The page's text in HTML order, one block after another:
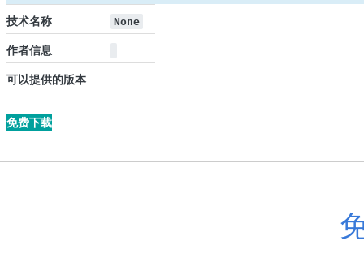
技术名称 None
作者信息
可以提供的版本
免费下载